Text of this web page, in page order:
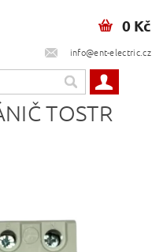
info@ent-electric.cz
0 Kč
TOSTR